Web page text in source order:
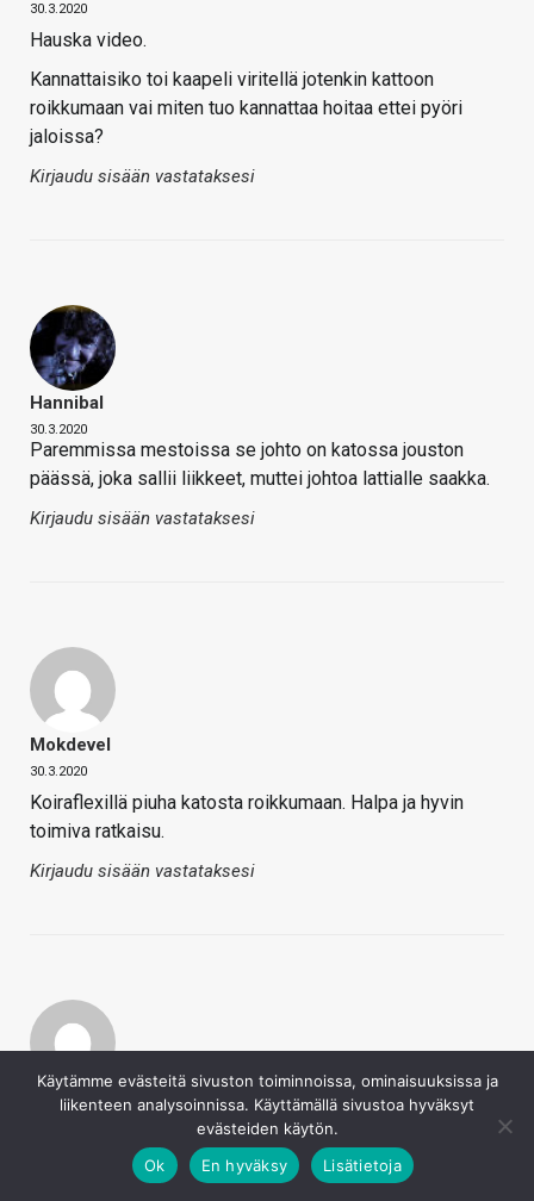
30.3.2020
Hauska video.
Kannattaisiko toi kaapeli viritellä jotenkin kattoon
roikkumaan vai miten tuo kannattaa hoitaa ettei pyöri
jaloissa?
Kirjaudu sisään vastataksesi
Hannibal
30.3.2020
Paremmissa mestoissa se johto on katossa jouston
päässä, joka sallii liikkeet, muttei johtoa lattialle saakka.
Kirjaudu sisään vastataksesi
Mokdevel
30.3.2020
Koiraflexillä piuha katosta roikkumaan. Halpa ja hyvin
toimiva ratkaisu.
Kirjaudu sisään vastataksesi
Lepakomäyrä
Hannibal sanoi
Käytämme evästeitä sivuston toiminnoissa, ominaisuuksissa ja
liikenteen analysoinnissa. Käyttämällä sivustoa hyväksyt
evästeiden käytön.
Ok
En hyväksy Lisätietoja